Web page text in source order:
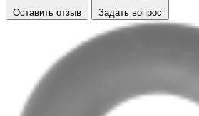
Оставить отзыв Задать вопрос